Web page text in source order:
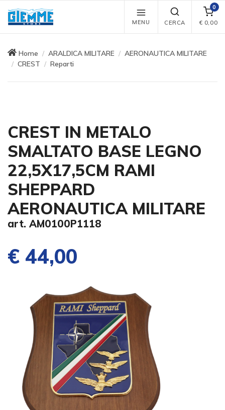
MENU CERCA
0
€ 0,00
Home ARALDICA MILITARE
AERONAUTICA MILITARE
CREST
Reparti
CREST IN METALO
SMALTATO BASE LEGNO
22,5X17,5CM RAMI
SHEPPARD
AERONAUTICA MILITARE
art. AM0100P1118
€ 44,00